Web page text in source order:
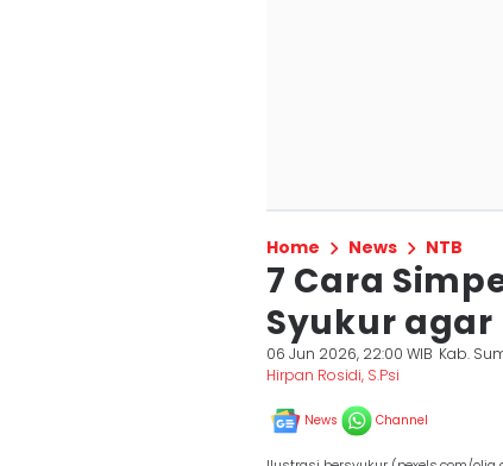
Home News NTB
7 Cara
Syukur agar
06 Jun 2026, 22:00 WIB Kab.
Hirpan Rosidi, S.Psi
News Channel